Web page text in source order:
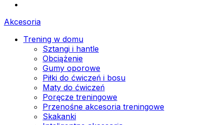
Akcesoria
Trening w domu
Sztangi i hantle
Obciążenie
Gumy oporowe
Piłki do ćwiczeń i bosu
Maty do ćwiczeń
Poręcze treningowe
Przenośne akcesoria treningowe
Skakanki